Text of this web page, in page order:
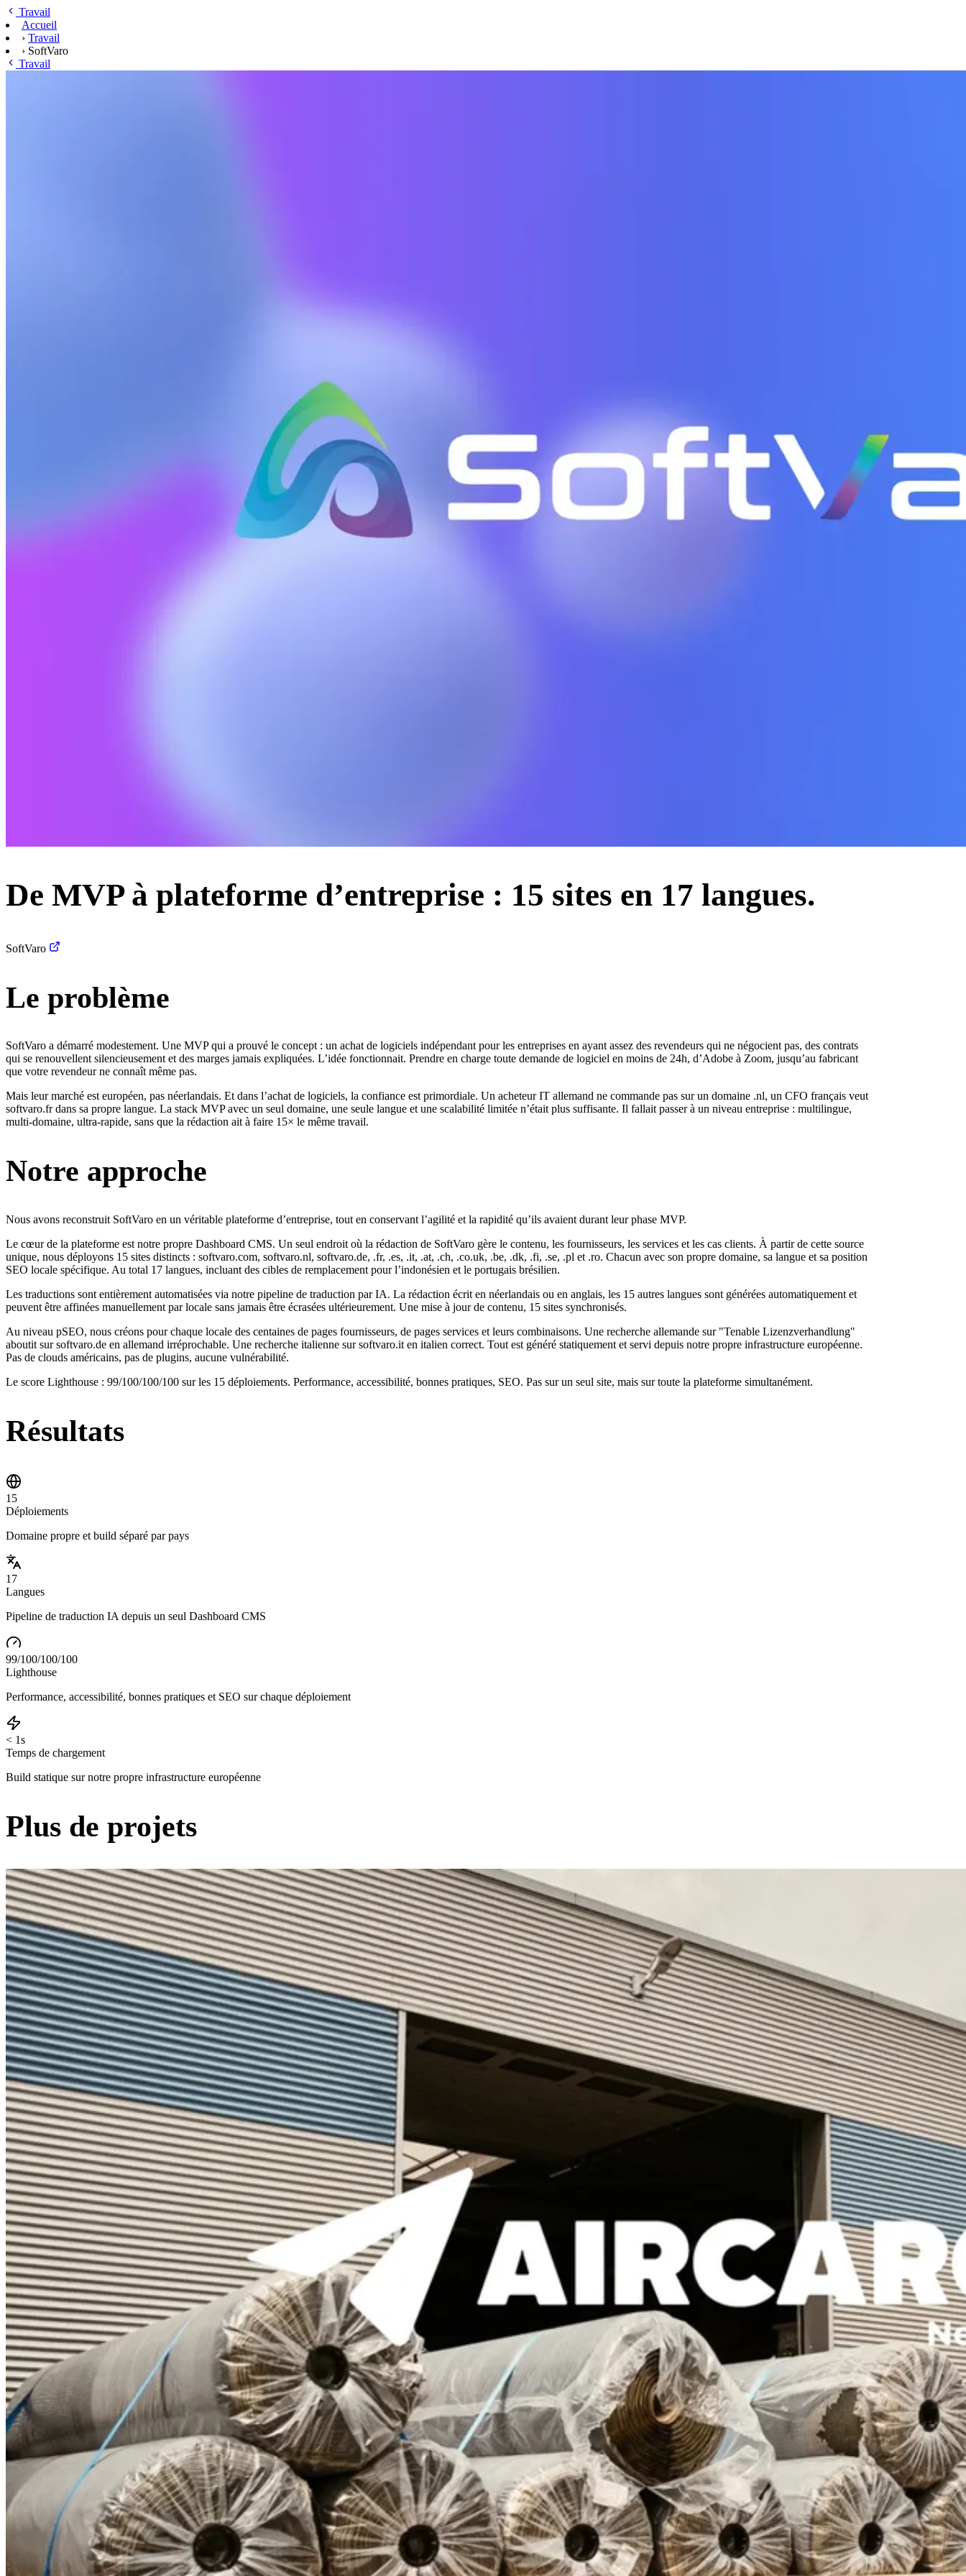
Skip to main content
Travail
Accueil
› Travail
› SoftVaro
Travail
De MVP à plateforme d’entreprise : 15 sites en 17 langues.
SoftVaro
Le problème
SoftVaro a démarré modestement. Une MVP qui a prouvé le concept : un achat de logiciels indépendant pour les entreprises en ayant assez des revendeurs qui ne négocient pas, des contrats
qui se renouvellent silencieusement et des marges jamais expliquées. L’idée fonctionnait. Prendre en charge toute demande de logiciel en moins de 24h, d’Adobe à Zoom, jusqu’au fabricant
que votre revendeur ne connaît même pas.
Mais leur marché est européen, pas néerlandais. Et dans l’achat de logiciels, la confiance est primordiale. Un acheteur IT allemand ne commande pas sur un domaine .nl, un CFO français veut
softvaro.fr dans sa propre langue. La stack MVP avec un seul domaine, une seule langue et une scalabilité limitée n’était plus suffisante. Il fallait passer à un niveau entreprise : multilingue,
multi-domaine, ultra-rapide, sans que la rédaction ait à faire 15× le même travail.
Notre approche
Nous avons reconstruit SoftVaro en un véritable plateforme d’entreprise, tout en conservant l’agilité et la rapidité qu’ils avaient durant leur phase MVP.
Le cœur de la plateforme est notre propre Dashboard CMS. Un seul endroit où la rédaction de SoftVaro gère le contenu, les fournisseurs, les services et les cas clients. À partir de cette source
unique, nous déployons 15 sites distincts : softvaro.com, softvaro.nl, softvaro.de, .fr, .es, .it, .at, .ch, .co.uk, .be, .dk, .fi, .se, .pl et .ro. Chacun avec son propre domaine, sa langue et sa position
SEO locale spécifique. Au total 17 langues, incluant des cibles de remplacement pour l’indonésien et le portugais brésilien.
Les traductions sont entièrement automatisées via notre pipeline de traduction par IA. La rédaction écrit en néerlandais ou en anglais, les 15 autres langues sont générées automatiquement et
peuvent être affinées manuellement par locale sans jamais être écrasées ultérieurement. Une mise à jour de contenu, 15 sites synchronisés.
Au niveau pSEO, nous créons pour chaque locale des centaines de pages fournisseurs, de pages services et leurs combinaisons. Une recherche allemande sur "Tenable Lizenzverhandlung"
aboutit sur softvaro.de en allemand irréprochable. Une recherche italienne sur softvaro.it en italien correct. Tout est généré statiquement et servi depuis notre propre infrastructure européenne.
Pas de clouds américains, pas de plugins, aucune vulnérabilité.
Le score Lighthouse : 99/100/100/100 sur les 15 déploiements. Performance, accessibilité, bonnes pratiques, SEO. Pas sur un seul site, mais sur toute la plateforme simultanément.
Résultats
15
Déploiements
Domaine propre et build séparé par pays
17
Langues
Pipeline de traduction IA depuis un seul Dashboard CMS
99/100/100/100
Lighthouse
Performance, accessibilité, bonnes pratiques et SEO sur chaque déploiement
< 1s
Temps de chargement
Build statique sur notre propre infrastructure européenne
Plus de projets